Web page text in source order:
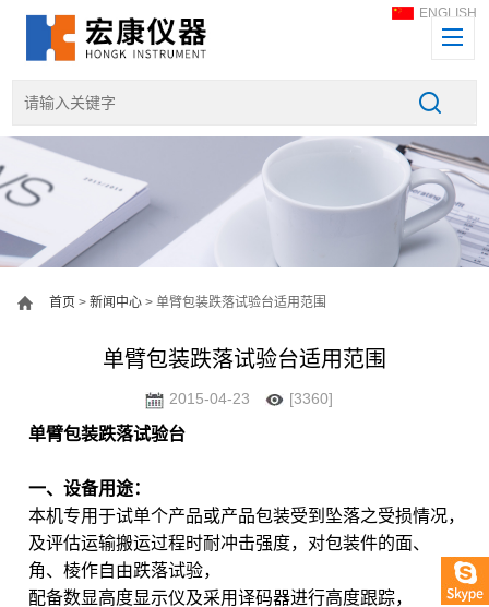
ENGLISH
首页 >新闻中心 > 单臂包装跌落试验台适用范围
单臂包装跌落试验台适用范围
2015-04-23 [3360]
单臂包装跌落试验台
一、设备用途：
本机专用于试单个产品或产品包装受到坠落之受损情况，
及评估运输搬运过程时耐冲击强度，对包装件的面、
角、棱作自由跌落试验，
配备数显高度显示仪及采用译码器进行高度跟踪，